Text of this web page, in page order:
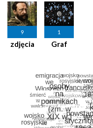
9
zdjęcia
1
Graf